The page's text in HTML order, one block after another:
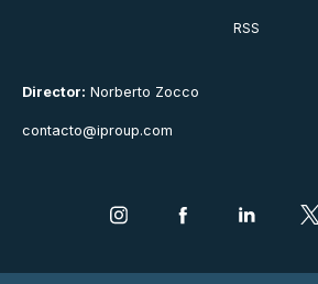
Director: Norberto Zocco
contacto@iproup.com
RSS